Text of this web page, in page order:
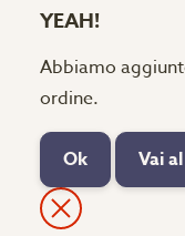
YEAH!
Abbiamo
ordine.
Ok Vai